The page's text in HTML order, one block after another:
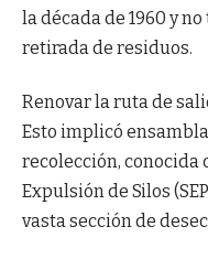
la década de 1960 y
retirada de residuos.
Renovar la ruta de
Esto implicó
recolección, conocida
Expulsión de Silos
vasta sección de